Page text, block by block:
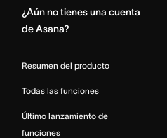
¿Aún no tienes una cuenta
de Asana?
Resumen del producto
Todas las funciones
Último lanzamiento de
funciones